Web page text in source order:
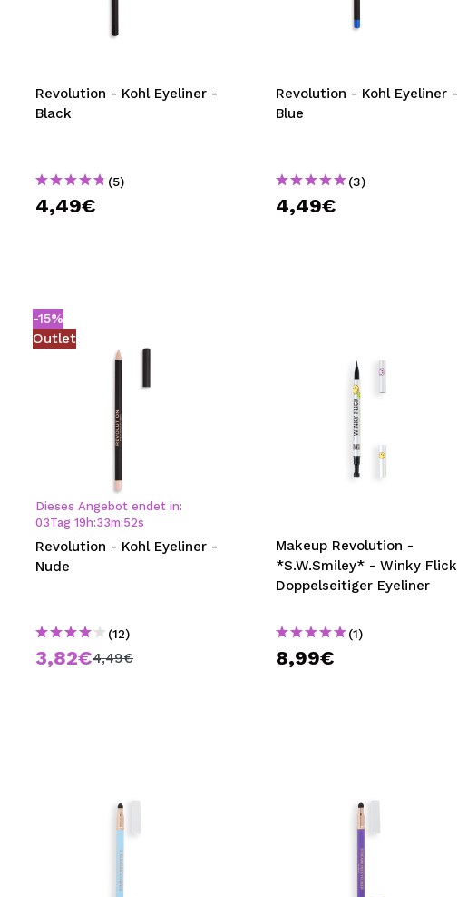
TRAVEL SIZE
SPECIALS
BLOG
Revolution - Kohl Eyeliner -
Black
(5)
4,49€
Revolution - Kohl Eyeliner -
Blue
(3)
4,49€
-15%
Outlet
Dieses Angebot endet in:
03Tag 19 h:33m:51s
Revolution - Kohl Eyeliner -
Nude
(12)
3,82€4,49€
Makeup Revolution -
*S.W.Smiley* - Winky Flick
Doppelseitiger Eyeliner
(1)
8,99€